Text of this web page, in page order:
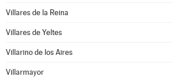
Villares de la Reina
Villares de Yeltes
Villarino de los Aires
Villarmayor